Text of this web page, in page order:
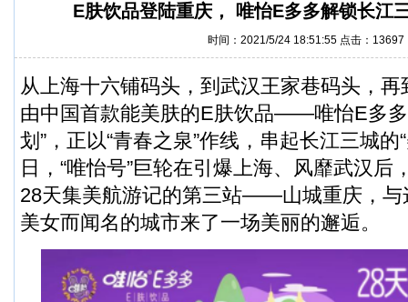
E肤饮品登陆重庆， 唯怡E多多解锁长江
时间：2021/5/24 18:51:55 点击：13697
从上海十六铺码头，到武汉王家巷码头，
由中国首款能美肤的E肤饮品——唯怡E多多
划”，正以“青春之泉”作线，串起长江三城
日，“唯怡号”巨轮在引爆上海、风靡武汉后
28天集美航游记的第三站——山城重庆，与
美女而闻名的城市来了一场美丽的邂逅。